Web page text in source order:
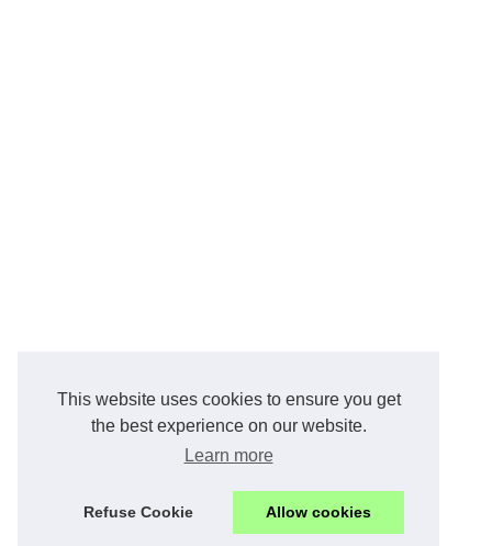
This website uses cookies to ensure you get
the best experience on our website.
Learn more
Refuse Cookie Allow cookies